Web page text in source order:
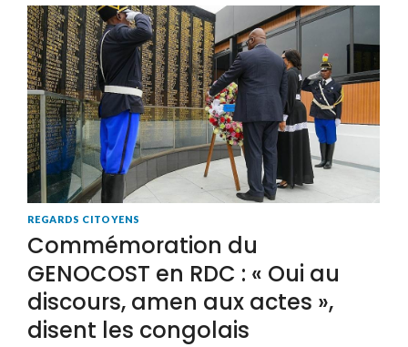
REGARDS CITOYENS
Commémoration du
GENOCOST en RDC : « Oui au
discours, amen aux actes »,
disent les congolais